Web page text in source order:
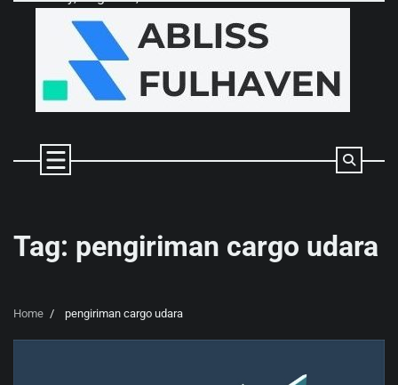
Tag: pengiriman cargo udara
Home pengiriman cargo udara